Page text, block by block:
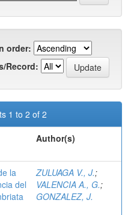
order:
Record:
1 to 2 of 2
Author(s)
la
del
ZULUAGA V., J.;
VALENCIA A., G.;
GONZALEZ, J.